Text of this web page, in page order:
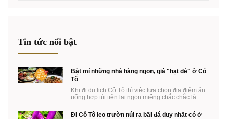
Tin tức nổi bật
Bật mí những nhà hàng ngon, giá "hạt dẻ" ở Cô
Tô
Khi đi du lịch Cô Tô thì việc lựa chọn địa điểm ăn
uống hợp túi tiền lại ngon miệng chắc chắc là ...
Đi Cô Tô leo trườn núi ra bãi đá duy nhất có ở